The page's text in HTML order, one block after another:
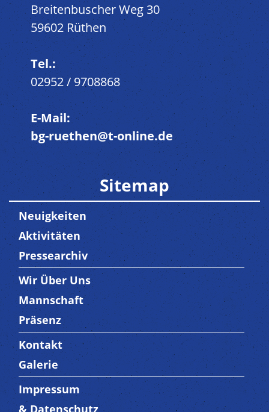
Breitenbuscher Weg 30
59602 Rüthen
Tel.:
02952 / 9708868
E-Mail:
bg-ruethen@t-online.de
Sitemap
Neuigkeiten
Aktivitäten
Pressearchiv
Trenner3
Wir Über Uns
Mannschaft
Präsenz
Trenner4
Kontakt
Galerie
Trenner 5
Impressum